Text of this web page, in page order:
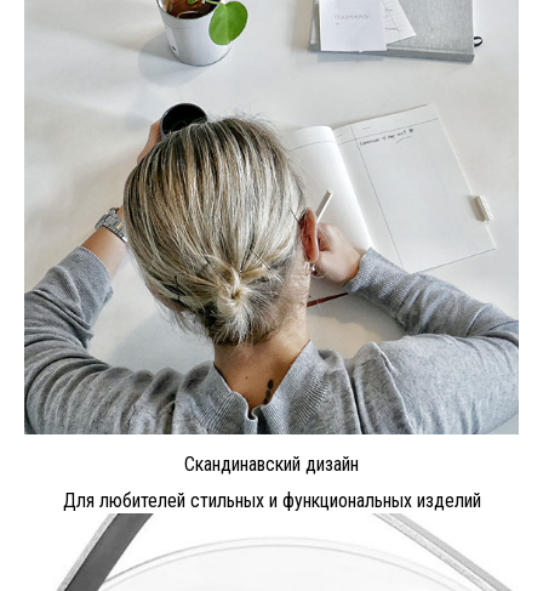
Скандинавский дизайн
Для любителей стильных и функциональных изделий